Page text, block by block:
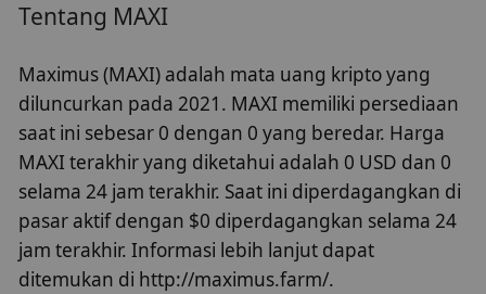
Tentang MAXI
Maximus (MAXI) adalah mata uang kripto yang
diluncurkan pada 2021. MAXI memiliki persediaan
saat ini sebesar 0 dengan 0 yang beredar. Harga
MAXI terakhir yang diketahui adalah 0 USD dan 0
selama 24 jam terakhir. Saat ini diperdagangkan di
pasar aktif dengan $0 diperdagangkan selama 24
jam terakhir. Informasi lebih lanjut dapat
ditemukan di http://maximus.farm/.